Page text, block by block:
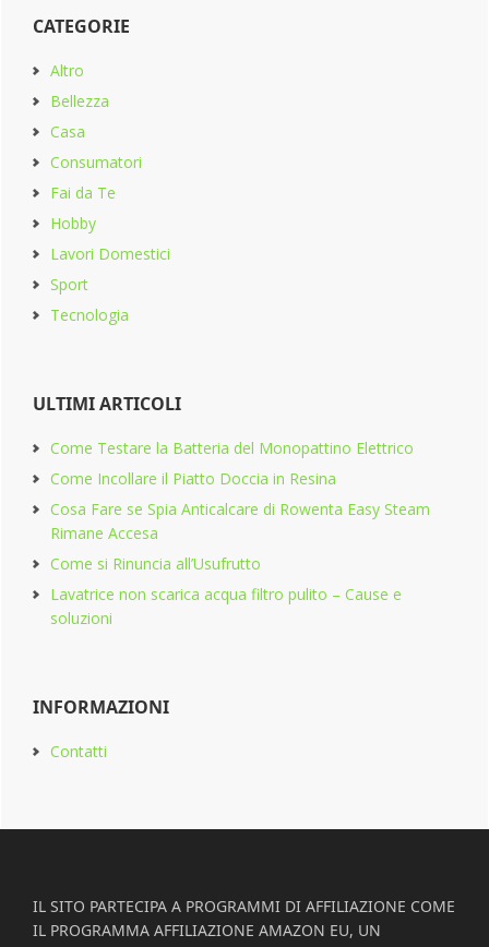
CATEGORIE
Altro
Bellezza
Casa
Consumatori
Fai da Te
Hobby
Lavori Domestici
Sport
Tecnologia
ULTIMI ARTICOLI
Come Testare la Batteria del Monopattino Elettrico
Come Incollare il Piatto Doccia in Resina
Cosa Fare se Spia Anticalcare di Rowenta Easy Steam
Rimane Accesa
Come si Rinuncia all’Usufrutto
Lavatrice non scarica acqua filtro pulito​ – Cause e
soluzioni
INFORMAZIONI
Contatti
IL SITO PARTECIPA A PROGRAMMI DI AFFILIAZIONE COME
IL PROGRAMMA AFFILIAZIONE AMAZON EU, UN